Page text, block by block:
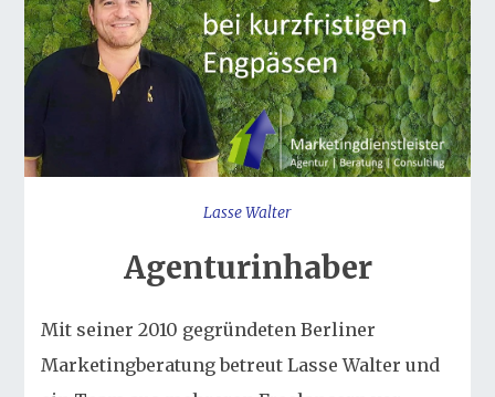
Lasse Walter
Agenturinhaber
Mit seiner 2010 gegründeten Berliner
Marketingberatung betreut Lasse Walter und